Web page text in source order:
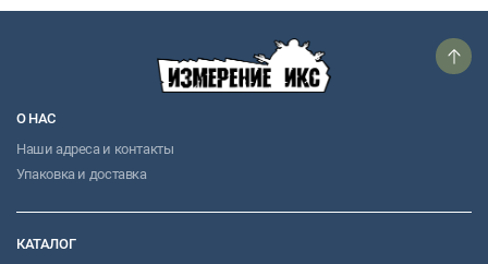
О НАС
Наши адреса и контакты
Упаковка и доставка
КАТАЛОГ